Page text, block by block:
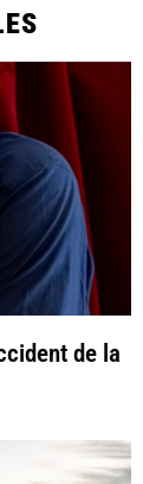
de la